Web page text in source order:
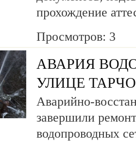
прохождение
Просмотров: 3
АВАРИЯ
УЛИЦЕ
Аварийно-
завершили
водопроводных